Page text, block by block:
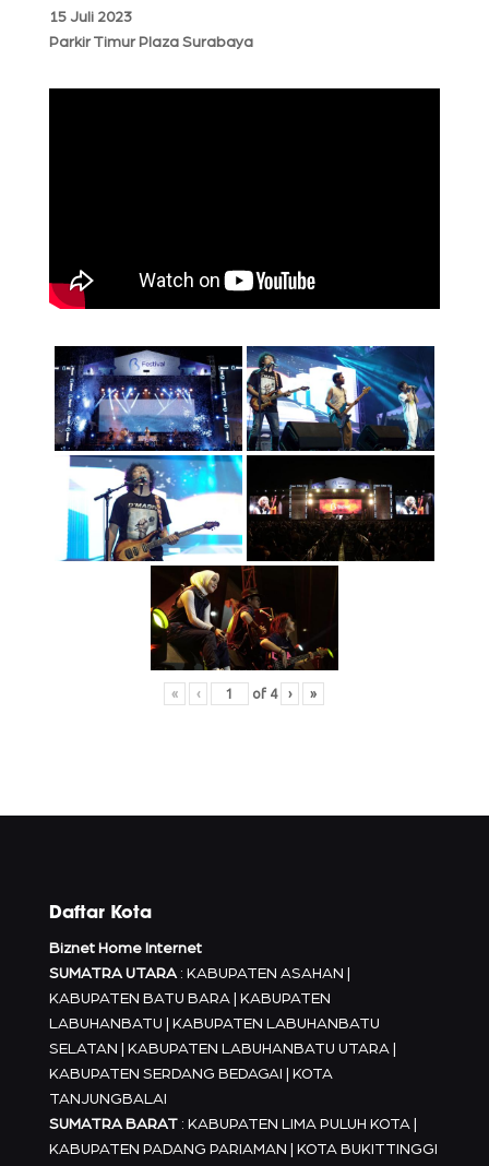
15 Juli 2023
Parkir Timur Plaza Surabaya
« ‹ of 4 › »
Daftar Kota
Biznet Home Internet
SUMATRA UTARA: KABUPATEN ASAHAN |
KABUPATEN BATU BARA | KABUPATEN
LABUHANBATU | KABUPATEN LABUHANBATU
SELATAN | KABUPATEN LABUHANBATU UTARA |
KABUPATEN SERDANG BEDAGAI | KOTA
TANJUNGBALAI
SUMATRA BARAT: KABUPATEN LIMA PULUH KOTA |
KABUPATEN PADANG PARIAMAN | KOTA BUKITTINGGI